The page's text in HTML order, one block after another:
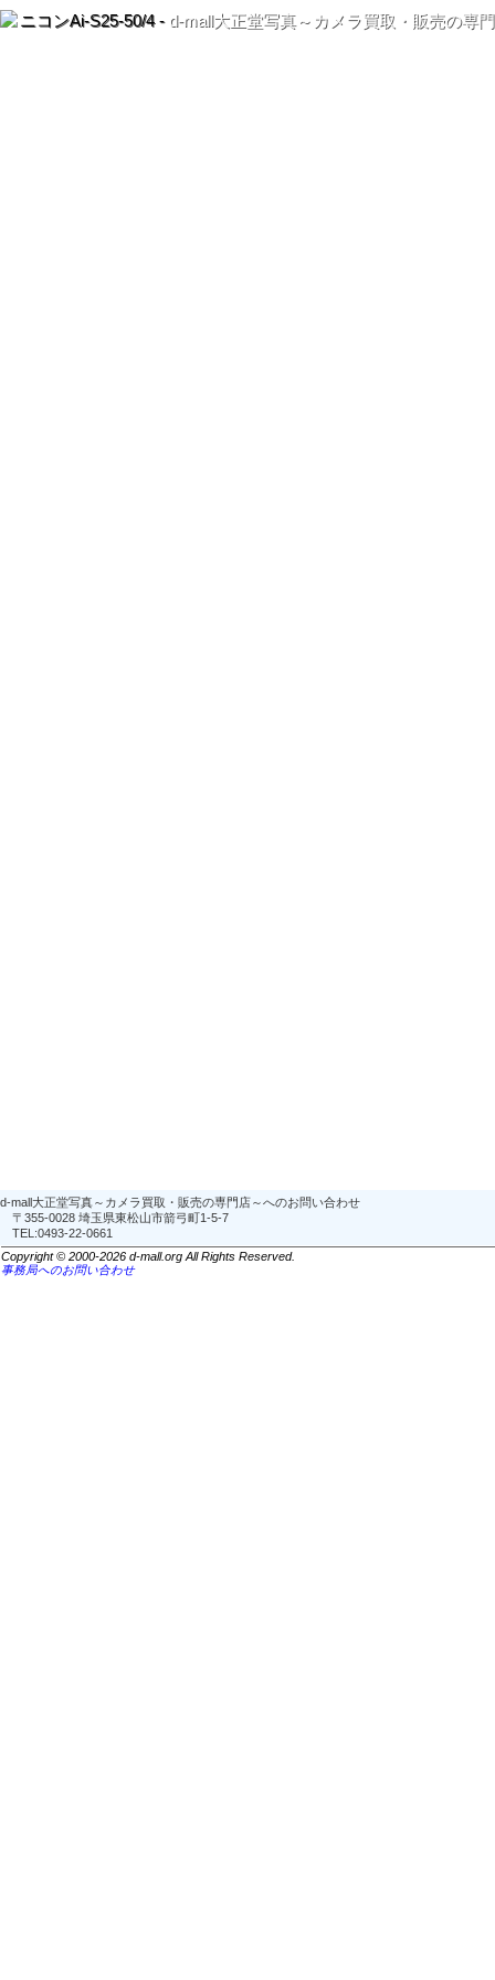
ニコンAi-S25-50/4 - d-mall大正堂写真～カメラ買取・販売の専
d-mall大正堂写真～カメラ買取・販売の専門店～へのお問い合わせ
〒355-0028 埼玉県東松山市箭弓町1-5-7
TEL:0493-22-0661
Copyright © 2000-2026 d-mall.org All Rights Reserved.
事務局へのお問い合わせ